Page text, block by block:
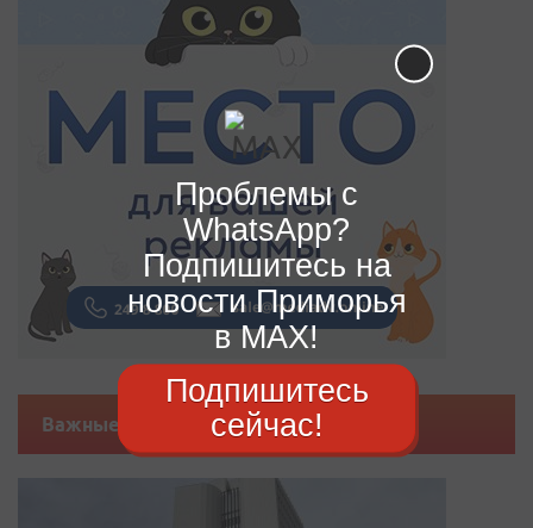
Важные новости
Проблемы с
WhatsApp?
Подпишитесь на
новости Приморья
в MAX!
Подпишитесь
сейчас!